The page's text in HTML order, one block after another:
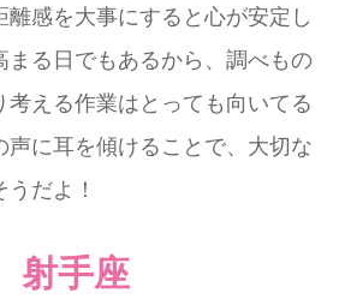
離感を大事にすると心が安定し
まる日でもあるから、調べもの
える作業はとっても向いてる
声に耳を傾けることで、大切な
だよ！
射手座